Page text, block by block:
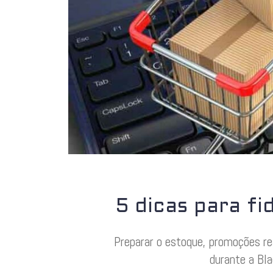
5 dicas para
Preparar o estoque, promoções
durante a